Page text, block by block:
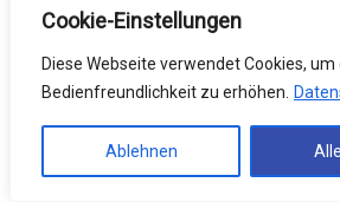
Cookie-Einstellungen
Diese Webseite verwendet Cookies, um
Bedienfreundlichkeit zu erhöhen.
Ablehnen
Meta
Anmelden
Eintrags-Feed
Kommentar-Feed
WordPress.org